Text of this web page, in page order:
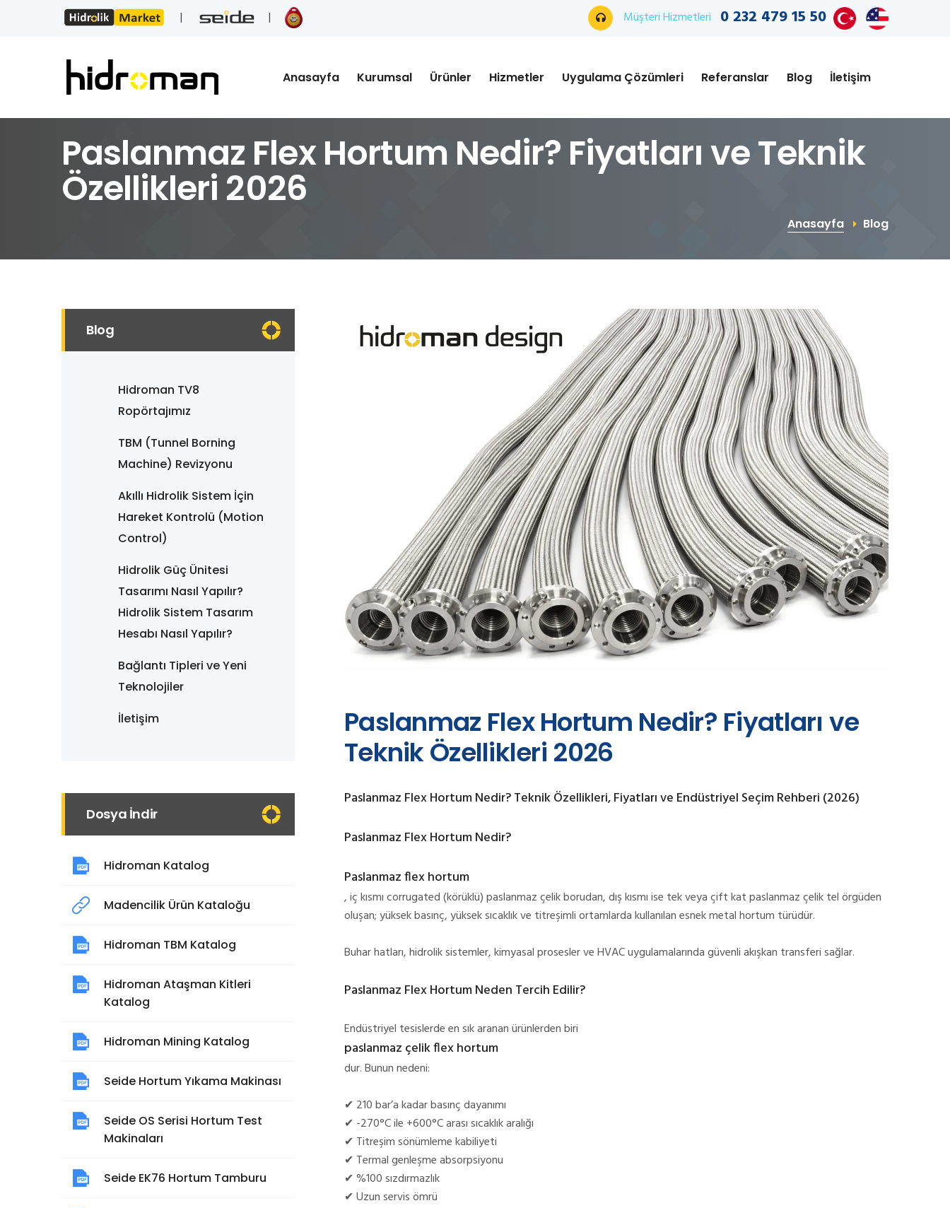
Müşteri Hizmetleri 0 232 479 15 50
Anasayfa Kurumsal Ürünler Hizmetler Uygulama Çözümleri Referanslar Blog İletişim
Paslanmaz Flex Hortum Nedir? Fiyatları ve Teknik
Özellikleri 2026
Anasayfa Blog
Paslanmaz Flex Hortum Nedir? Fiyatları ve
Teknik Özellikleri 2026
Paslanmaz Flex Hortum Nedir? Teknik Özellikleri, Fiyatları ve Endüstriyel Seçim Rehberi (2026)
Paslanmaz Flex Hortum Nedir?
Paslanmaz flex hortum
, iç kısmı corrugated (körüklü) paslanmaz çelik borudan, dış kısmı ise tek veya çift kat paslanmaz çelik tel örgüden
oluşan; yüksek basınç, yüksek sıcaklık ve titreşimli ortamlarda kullanılan esnek metal hortum türüdür.
Buhar hatları, hidrolik sistemler, kimyasal prosesler ve HVAC uygulamalarında güvenli akışkan transferi sağlar.
Paslanmaz Flex Hortum Neden Tercih Edilir?
Endüstriyel tesislerde en sık aranan ürünlerden biri
paslanmaz çelik flex hortum
dur. Bunun nedeni:
✔ 210 bar’a kadar basınç dayanımı
✔ -270°C ile +600°C arası sıcaklık aralığı
✔ Titreşim sönümleme kabiliyeti
✔ Termal genleşme absorpsiyonu
✔%100 sızdırmazlık
✔Uzun servis ömrü
Blog
Hidroman TV8
Ropörtajımız
TBM (Tunnel Borning
Machine) Revizyonu
Akıllı Hidrolik Sistem İçin
Hareket Kontrolü (Motion
Control)
Hidrolik Güç Ünitesi
Tasarımı Nasıl Yapılır?
Hidrolik Sistem Tasarım
Hesabı Nasıl Yapılır?
Bağlantı Tipleri ve Yeni
Teknolojiler
İletişim
Dosya İndir
Hidroman Katalog
Madencilik Ürün Kataloğu
Hidroman TBM Katalog
Hidroman Ataşman Kitleri
Katalog
Hidroman Mining Katalog
Seide Hortum Yıkama Makinası
Seide OS Serisi Hortum Test
Makinaları
Seide EK76 Hortum Tamburu